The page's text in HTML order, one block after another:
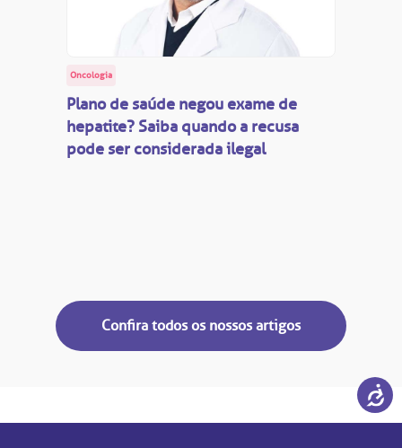
Oncologia
Plano de saúde negou exame de
hepatite? Saiba quando a recusa
pode ser considerada ilegal
Confira todos os nossos artigos